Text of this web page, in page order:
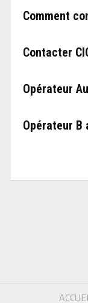
Comment
Contacter
Opérateur
Opérateur B